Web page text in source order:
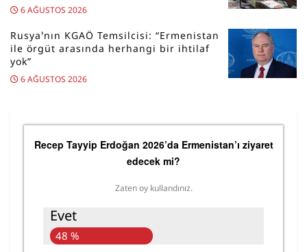
6 AĞUSTOS 2026
Rusya’nın KGAÖ Temsilcisi: “Ermenistan
ile örgüt arasında herhangi bir ihtilaf
yok”
6 AĞUSTOS 2026
Recep Tayyip Erdoğan 2026’da Ermenistan’ı ziyaret
edecek mi?
Zaten oy kullandınız.
Evet
48 %